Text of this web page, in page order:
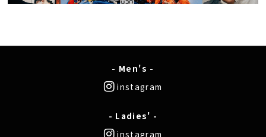
- Men's -
instagram
- Ladies' -
instagram